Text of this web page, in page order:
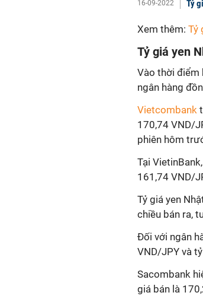
16-09-2022 Tỷ
Xem thêm: Tỷ
Tỷ giá yen
Vào thời điểm
ngân hàng
Vietcombank
170,74 VND/
phiên hôm
Tại
161,74 VND/
Tỷ giá yen
chiều bán ra,
Đối với ngân
VND/JPY và
Sacombank
giá bán là